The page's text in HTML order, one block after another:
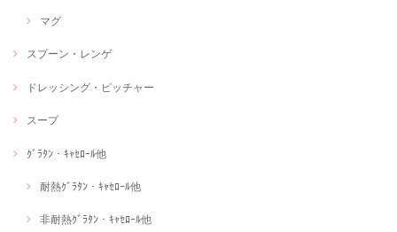
マグ
スプーン・レンゲ
ドレッシング・ピッチャー
スープ
ｸﾞﾗﾀﾝ・ｷｬｾﾛｰﾙ他
耐熱ｸﾞﾗﾀﾝ・ｷｬｾﾛｰﾙ他
非耐熱ｸﾞﾗﾀﾝ・ｷｬｾﾛｰﾙ他